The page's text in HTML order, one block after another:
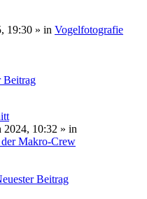
19:30 » in Vogelfotografie
Beitrag
2024, 10:32 » in
der Makro-Crew
Beitrag